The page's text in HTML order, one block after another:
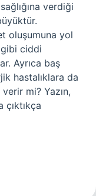
verdiği
oluşumuna yol
gibi ciddi
Ayrıca baş
hastalıklara da
mi? Yazın,
çıktıkça